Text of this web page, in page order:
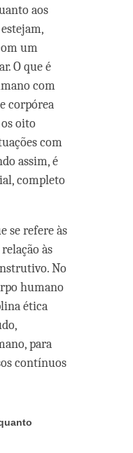
aos
um
O que é
com
corpórea
oito
com
assim, é
completo
se refere às
às
No
humano
ética
para
contínuos